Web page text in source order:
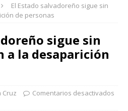
El Estado salvadoreño sigue sin
de personas
sigue sin
a la desaparición
Cruz Comentarios desactivados